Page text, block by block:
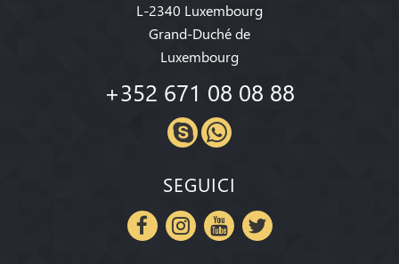
L-2340 Luxembourg
Grand-Duché de
Luxembourg
+352 671 08 08 88
SEGUICI